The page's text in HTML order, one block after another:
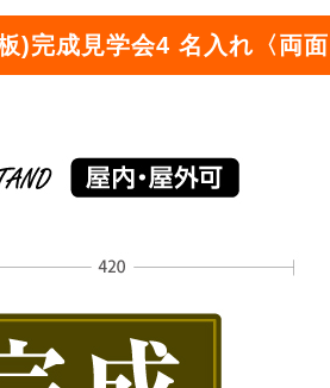
)完成見学会4 名入れ〈両面